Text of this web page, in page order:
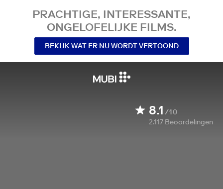
PRACHTIGE, INTERESSANTE,
ONGELOFELIJKE FILMS.
BEKIJK WAT ER NU WORDT VERTOOND
8.1 /10
2.117 Beoordelingen